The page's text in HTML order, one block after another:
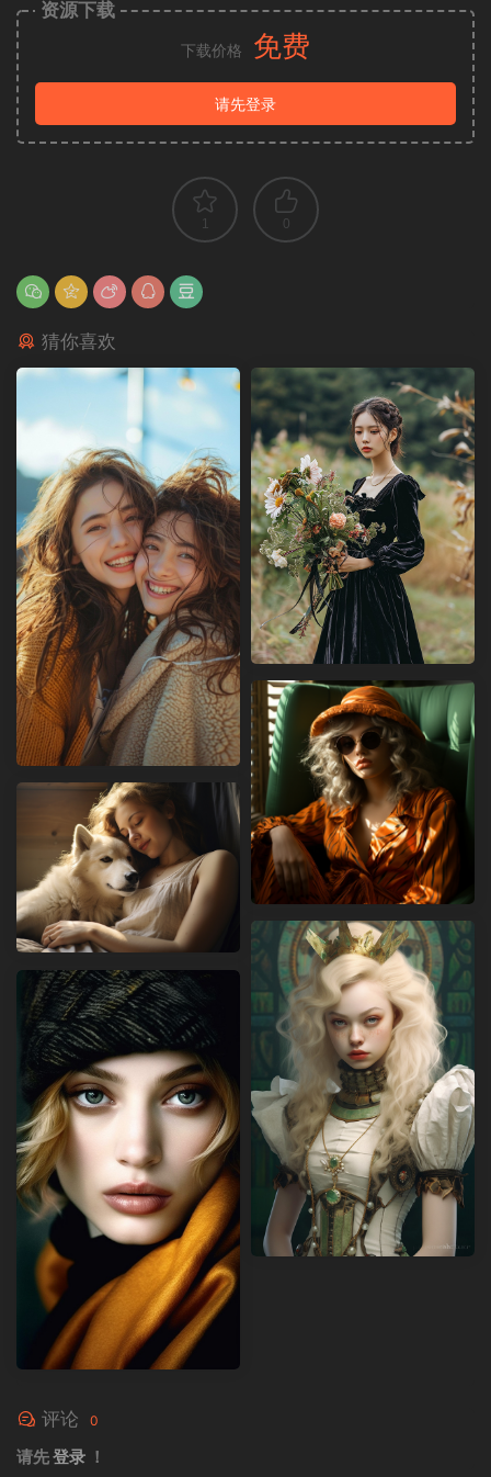
资源下载
下载价格 免费
请先登录
1 0
猜你喜欢
评论 0
请先登录 ！